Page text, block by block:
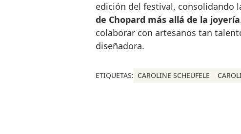
edición del festival, consolidando
de Chopard más allá de la joyería
colaborar con artesanos tan
diseñadora.
ETIQUETAS: CAROLINE SCHEUFELE